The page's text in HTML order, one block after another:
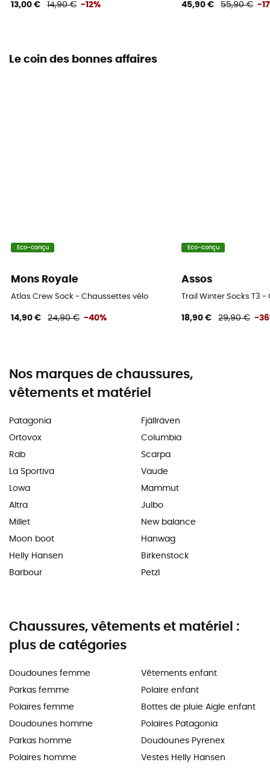
13,00 € 14,90 € -12% 45,90 € 55,90 € -
Le coin des bonnes affaires
Eco-conçu
Mons Royale
Atlas Crew Sock - Chaussettes vélo
14,90 € 24,90 € -40%
Eco-conçu
Assos
Trail Winter Socks T3
18,90 € 29,90 € -
Nos marques de chaussures,
vêtements et matériel
Patagonia
Ortovox
Rab
La Sportiva
Lowa
Altra
Millet
Moon boot
Helly Hansen
Barbour
Fjällräven
Columbia
Scarpa
Vaude
Mammut
Julbo
New balance
Hanwag
Birkenstock
Petzl
Chaussures, vêtements et matériel :
plus de catégories
Doudounes femme
Parkas femme
Polaires femme
Doudounes homme
Parkas homme
Polaires homme
Vêtements enfant
Polaire enfant
Bottes de pluie Aigle enfant
Polaires Patagonia
Doudounes Pyrenex
Vestes Helly Hansen